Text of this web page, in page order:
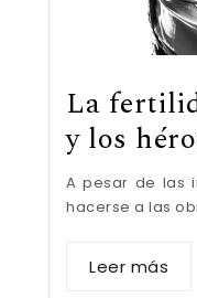
La
y los
A pesar de las
hacerse a las
Leer más